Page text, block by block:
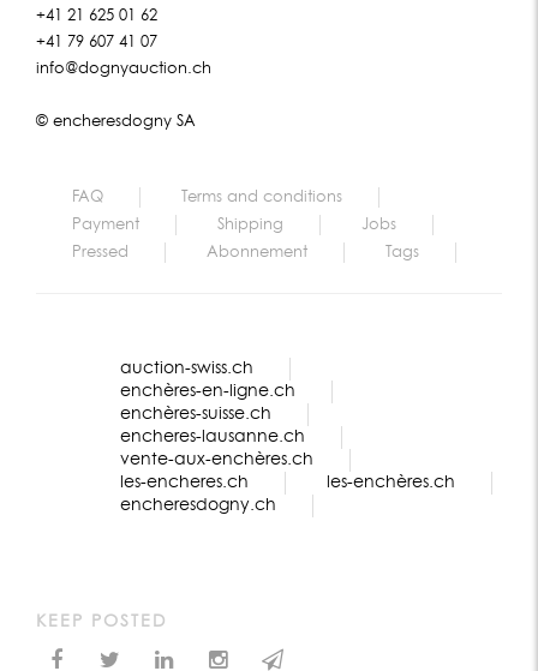
+41 21 625 01 62
+41 79 607 41 07
info@dognyauction.ch
© encheresdogny SA
FAQ
Terms and conditions
Payment
Shipping
Jobs
Pressed
Abonnement Tags
auction-swiss.ch
enchères-en-ligne.ch
enchères-suisse.ch
encheres-lausanne.ch
vente-aux-enchères.ch
les-encheres.ch
les-enchères.ch
encheresdogny.ch
KEEP POSTED